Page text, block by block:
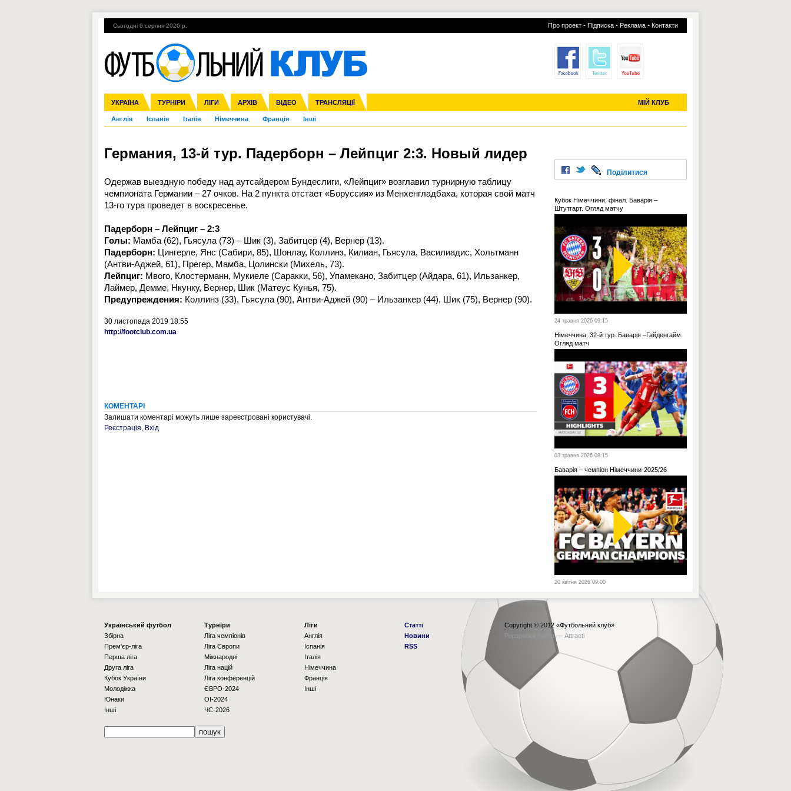
Сьогодні 6 серпня 2026 р. Про проект - Підписка - Реклама - Контакти
УКРАЇНА ТУРНІРИ ЛІГИ АРХІВ ВІДЕО ТРАНСЛЯЦІЇ МІЙ КЛУБ
Збірна Прем'єр-ліга Перша ліга Друга ліга Кубок України Молодіжка
Ліга чемпіонів Ліга Європи Міжнародні Ліга націй Ліга конференцій
Англія Іспанія Італія Німеччина Франція Інші
ЧС-2014 ЄВРО-2016 Росія Кубок конфедерацій ЧЄ-2015 (U-21)
Гарячі теми УПЛ, 1-й тур ВІЙНА УПЛ-ПЕРЕХОДИ УСІ ТРАНСФЕРИ
Германия, 13-й тур. Падерборн – Лейпциг 2:3. Новый лидер
Одержав выездную победу над аутсайдером Бундеслиги, «Лейпциг» возглавил турнирную таблицу
чемпионата Германии – 27 очков. На 2 пункта отстает «Боруссия» из Менхенгладбаха, которая свой матч
13-го тура проведет в воскресенье.
Падерборн – Лейпциг – 2:3
Голы: Мамба (62), Гьясула (73) – Шик (3), Забитцер (4), Вернер (13).
Падерборн: Цингерле, Янс (Сабири, 85), Шонлау, Коллинз, Килиан, Гьясула, Василиадис, Хольтманн
(Антви-Аджей, 61), Прегер, Мамба, Цолински (Михель, 73).
Лейпциг: Мвого, Клостерманн, Мукиеле (Саракки, 56), Упамекано, Забитцер (Айдара, 61), Ильзанкер,
Лаймер, Демме, Нкунку, Вернер, Шик (Матеус Кунья, 75).
Предупреждения: Коллинз (33), Гьясула (90), Антви-Аджей (90) – Ильзанкер (44), Шик (75), Вернер (90).
30 листопада 2019 18:55
http://footclub.com.ua
КОМЕНТАРІ
Залишати коментарі можуть лише зареєстровані користувачі.
Реєстрація, Вхід
Поділитися
Кубок Німеччини, фінал. Баварія –
Штутгарт. Огляд матчу
24 травня 2026 09:15
Німеччина, 32-й тур. Баварія –Гайденгайм.
Огляд матч
03 травня 2026 08:15
Баварія – чемпіон Німеччини-2025/26
20 квітня 2026 09:00
Українcький футбол
Збірна
Прем'єр-ліга
Перша ліга
Друга ліга
Кубок України
Молодіжка
Юнаки
Інші
Турніри
Ліга чемпіонів
Ліга Європи
Міжнародні
Ліга націй
Ліга конференцій
ЄВРО-2024
OI-2024
ЧС-2026
Ліги
Англія
Іспанія
Італія
Німеччина
Франція
Інші
Статті
Новини
RSS
Copyright © 2012 «Футбольний клуб»
Рорзробка сайта — Attracti